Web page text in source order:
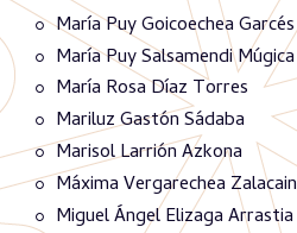
María Puy Goicoechea Garcés
María Puy Salsamendi Múgica
María Rosa Díaz Torres
Mariluz Gastón Sádaba
Marisol Larrión Azkona
Máxima Vergarechea Zalacain
Miguel Ángel Elizaga Arrastia